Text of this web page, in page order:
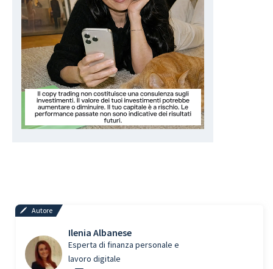
Autore
Ilenia Albanese
Esperta di finanza personale e
lavoro digitale